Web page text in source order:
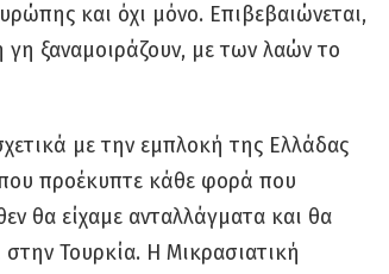
και όχι μόνο. Επιβεβαιώνεται,
γη ξαναμοιράζουν, με των λαών το
με την εμπλοκή της Ελλάδας
προέκυπτε κάθε φορά που
θα είχαμε ανταλλάγματα και θα
Τουρκία. Η Μικρασιατική